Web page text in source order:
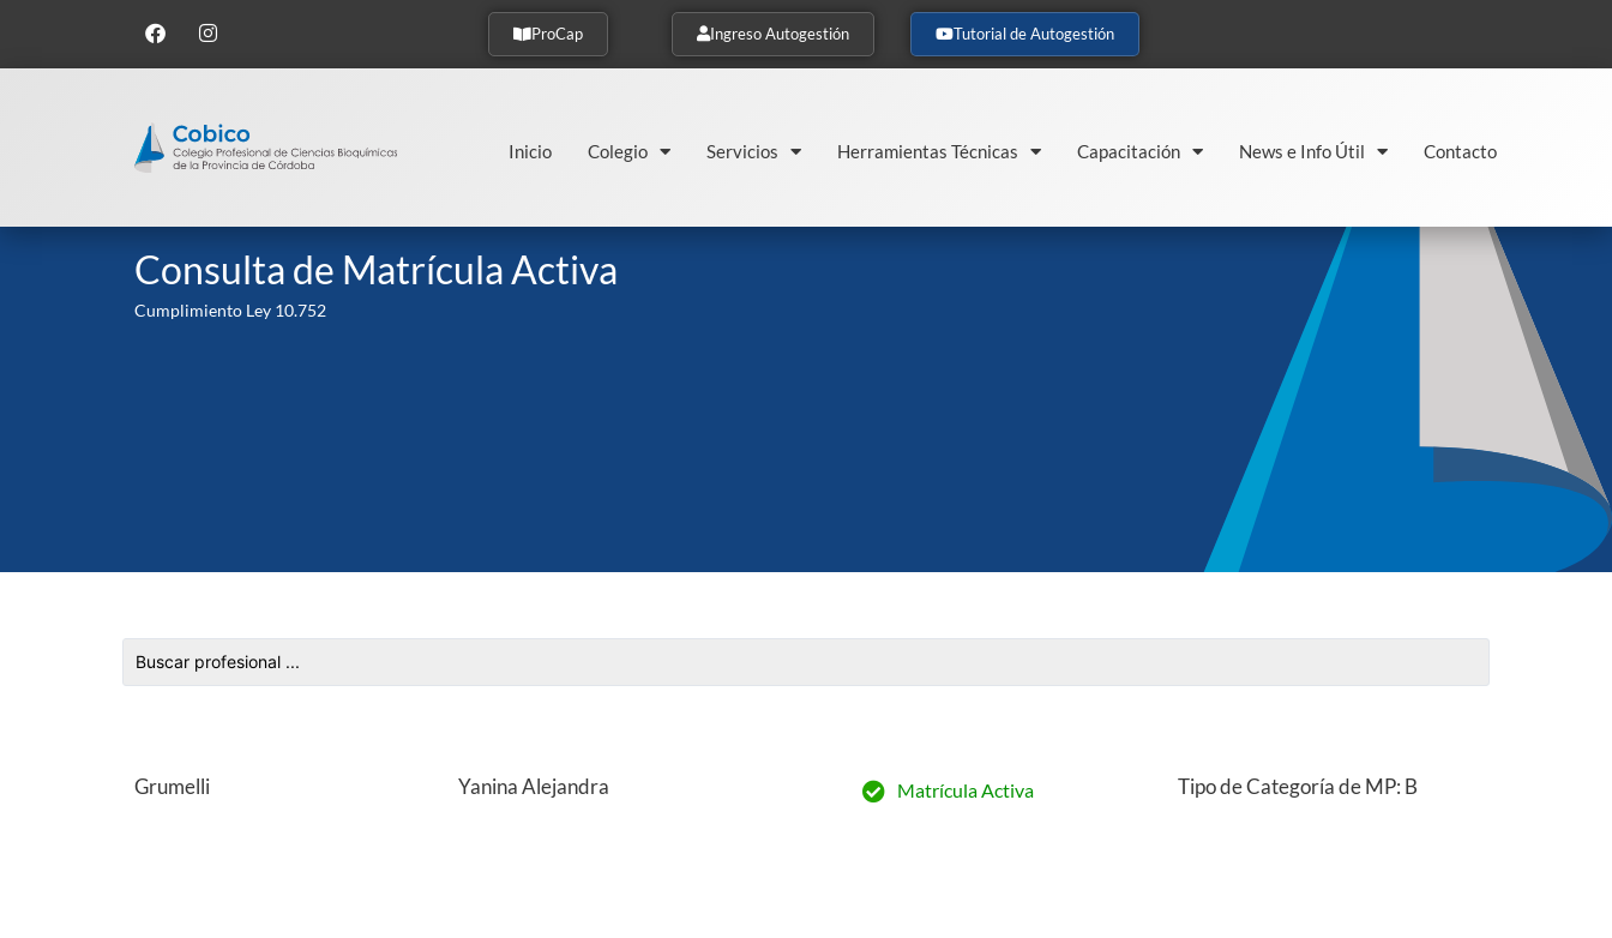
ProCap Ingreso Autogestión Tutorial de Autogestión
Inicio Colegio Servicios Herramientas Técnicas Capacitación News e Info Útil Contacto
Consulta de Matrícula Activa
Cumplimiento Ley 10.752
Grumelli Yanina Alejandra Matrícula Activa Tipo de Categoría de MP: B